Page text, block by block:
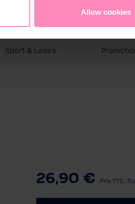
Allow cookies
Sport & Loisirs
26,90 € Prix TTC,